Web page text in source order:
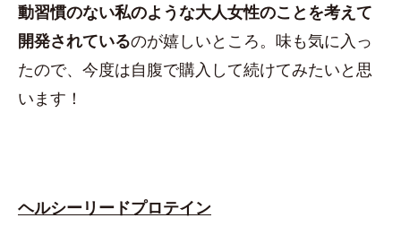
動習慣のない私のような大人女性のことを考えて
開発されているのが嬉しいところ。味も気に入っ
たので、今度は自腹で購入して続けてみたいと思
います！
ヘルシーリードプロテイン